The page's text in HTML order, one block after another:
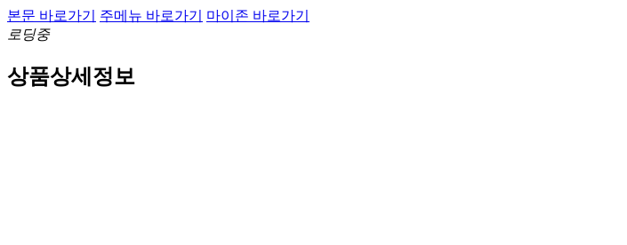
본문 바로가기 주메뉴 바로가기
마이존 바로가기
로딩중
상품상세정보